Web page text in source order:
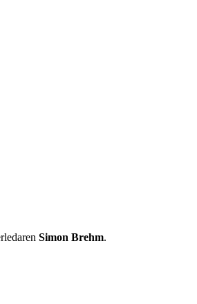
Simon Brehm.